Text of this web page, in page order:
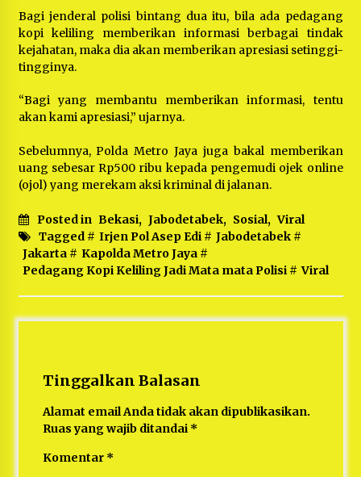
Bagi jenderal polisi bintang dua itu, bila ada pedagang
kopi keliling memberikan informasi berbagai tindak
kejahatan, maka dia akan memberikan apresiasi setinggi-
tingginya.
“Bagi yang membantu memberikan informasi, tentu
akan kami apresiasi,” ujarnya.
Sebelumnya, Polda Metro Jaya juga bakal memberikan
uang sebesar Rp500 ribu kepada pengemudi ojek online
(ojol) yang merekam aksi kriminal di jalanan.
Posted in Bekasi, Jabodetabek, Sosial, Viral
Tagged # Irjen Pol Asep Edi# Jabodetabek#
Jakarta# Kapolda Metro Jaya#
Pedagang Kopi Keliling Jadi Mata mata Polisi# Viral
Tinggalkan Balasan
Alamat email Anda tidak akan dipublikasikan.
Ruas yang wajib ditandai *
Komentar *